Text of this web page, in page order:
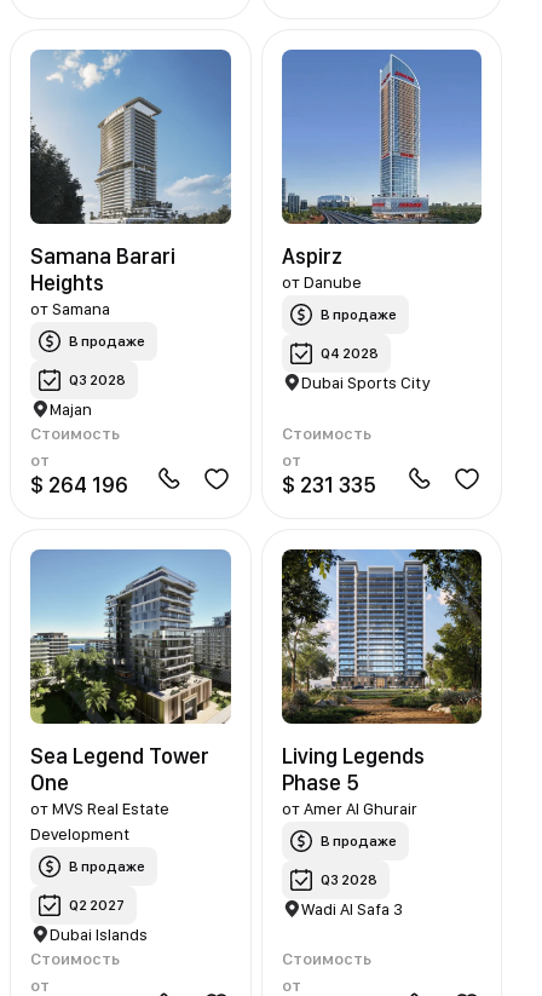
Samana Barari
Heights
отSamana
В продаже
Q3 2028
Majan
Стоимость
от
$ 264 196
Aspirz
от Danube
В продаже
Q4 2028
Dubai Sports City
Стоимость
от
$ 231 335
Sea Legend Tower
One
отMVS Real Estate
Development
В продаже
Q2 2027
Dubai Islands
Стоимость
от
Living Legends
Phase 5
от Amer Al Ghurair
В продаже
Q3 2028
Wadi Al Safa 3
Стоимость
от